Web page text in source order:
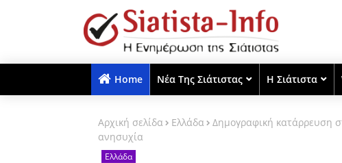
Home Νέα Της Σιάτιστας Η Σιάτιστα
Αρχική σελίδα Ελλάδα
Δημογραφική κατάρρευση
ανησυχία
Ελλάδα